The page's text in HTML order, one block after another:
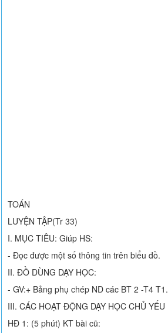
TOÁN
LUYỆN TẬP(Tr 33)
I. MỤC TIÊU: Giúp HS:
- Đọc được một số thông tin trên biểu đồ.
II. ĐỒ DÙNG DẠY HỌC:
- GV:+ Bảng phụ chép ND các BT 2 -T4 T1.
III. CÁC HOẠT ĐỘNG DẠY HỌC CHỦ YẾU
HĐ 1: (5 phút) KT bài cũ: